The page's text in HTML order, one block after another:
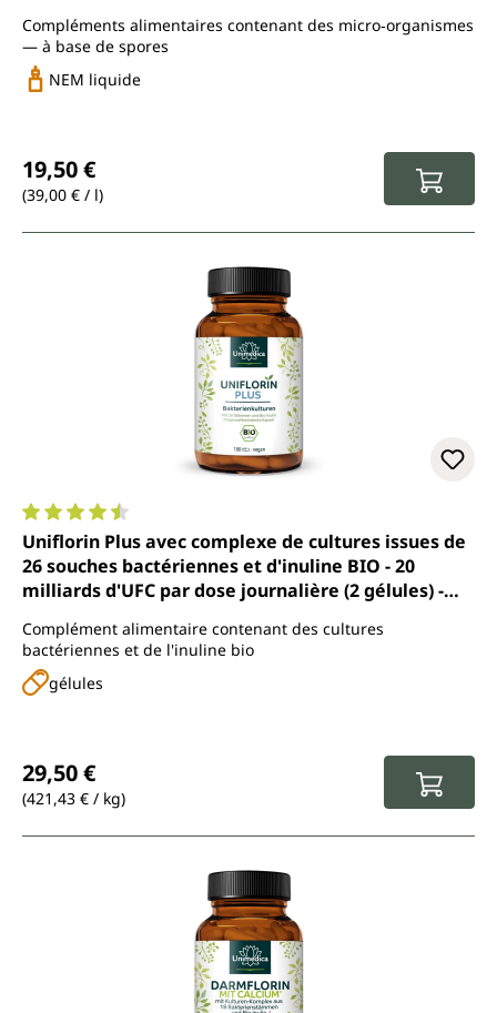
Compléments alimentaires contenant des micro‑organismes
— à base de spores
NEM liquide
19,50 €
(39,00 € / l)
Note moyenne de 4.6 sur 5 étoiles
Uniflorin Plus avec complexe de cultures issues de
26 souches bactériennes et d'inuline BIO - 20
milliards d'UFC par dose journalière (2 gélules) -
Complément alimentaire contenant des cultures
bactériennes et de l'inuline bio
gélules
29,50 €
(421,43 € / kg)